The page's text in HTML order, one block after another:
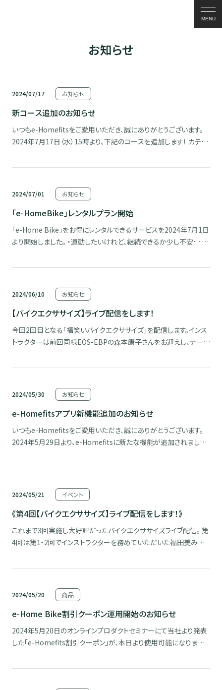
MENU
お知らせ
2024/07/17 お知らせ
新コース追加のお知らせ
いつもe-Homefitsをご愛用いただき、誠にありがとうございます。
2024年7月17日（水）15時より、下記のコースを追加します！ カテゴ
今回は、アメリカ合衆国のネバダ州から、ＪＷ商品製造元のレイモン
2024/07/01 お知らせ
「e-HomeBike」レンタルプラン開始
「e-Home Bike」をお得にレンタルできるサービスを2024年7月1日
より開始しました。 ・運動したいけれど、継続できるか少し不安… ・
リのサービスです。 健康維持するうえで最も重要なことの一つが運
2024/06/10 お知らせ
【バイクエクササイズ】ライブ配信をします！
今回2回目となる「福笑いバイクエクササイズ」を配信します。インス
トラクターは前回同様EOS-EBPの森本康子さんをお迎えし、テーマ
なプログラムをお届けします。 e-Home Bikeをお持ちでない方も、
2024/05/30 お知らせ
e-Homefitsアプリ新機能追加のお知らせ
いつもe-Homefitsをご愛用いただき、誠にありがとうございます。
2024年5月29日より、e-Homefitsに新たな機能が追加されました！
日々の歩数記録を簡単に見返すことができます。 ※スマートフォン
2024/05/21 イベント
《第4回【バイクエクササイズ】ライブ配信をします！》
これまで3回実施し大好評だったバイクエクササイズライブ配信。 第
4回は第1・2回でインストラクターを務めていただいた福田美み子
合せ、e-Home Bikeを漕ぐだけではできない全身のエクササイズを
2024/05/20 商品
e-Home Bike割引クーポン運用開始のお知らせ
2024年5月20日のオンラインプロダクトセミナーにて当社より発表
した「e-Homefits割引クーポン」が、本日より使用可能になりまし
Bikeを購入することができます。 公式オンラインショップ